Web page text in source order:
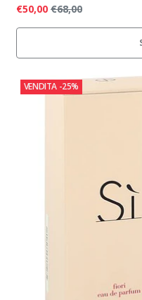
€50,00 €68,00
VENDITA -25%